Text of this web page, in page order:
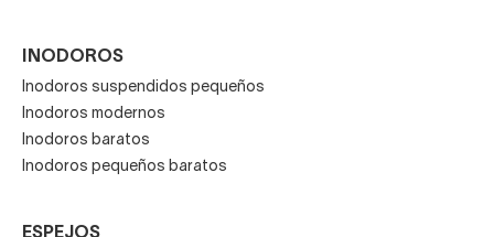
INODOROS
Inodoros suspendidos pequeños
Inodoros modernos
Inodoros baratos
Inodoros pequeños baratos
ESPEJOS